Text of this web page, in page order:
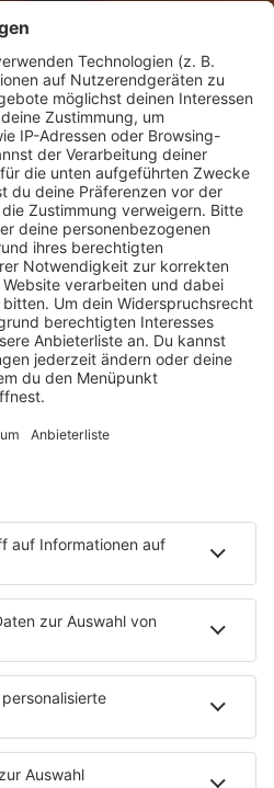
“CAN WE DO IT
präsentiert
aus fünf Jahren
dafür, dass seine